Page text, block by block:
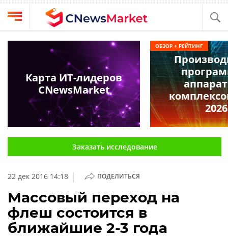
Выбрать
провайдера
Компании
обзоры
О
проекте
CNews
Аналитика
CNews
Конференции
Техника
Заказать исследование
22 дек 2016 14:18 | ПОДЕЛИТЬСЯ
Массовый переход на
флеш состоится в
ближайшие 2-3 года
Карта ИТ-лидеров
CNewsMarket
2026
ОБЗОР + РЕЙТИНГ